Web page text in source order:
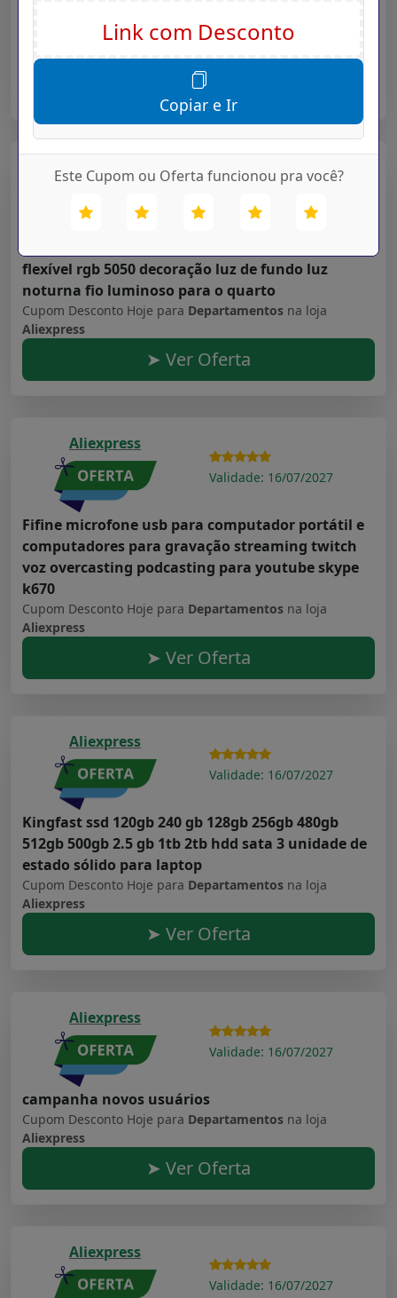
Cupom Desconto Hoje paraDepartamentosna loja
➤ Ver Oferta
Aliexpress
flexível rgb 5050 decoração luz de fundo luz
noturna fio luminoso para o quarto
Cupom Desconto Hoje para Departamentos na loja
Aliexpress
➤ Ver Oferta
Aliexpress
Validade: 16/07/2027
Fifine microfone usb para computador portátil e
computadores para gravação streaming twitch
voz overcasting podcasting para youtube skype
k670
Cupom Desconto Hoje para Departamentos na loja
Aliexpress
➤ Ver Oferta
Aliexpress
Validade: 16/07/2027
Kingfast ssd 120gb 240 gb 128gb 256gb 480gb
512gb 500gb 2.5 gb 1tb 2tb hdd sata 3 unidade de
estado sólido para laptop
Cupom Desconto Hoje para Departamentos na loja
Aliexpress
➤ Ver Oferta
Aliexpress
Validade: 16/07/2027
campanha novos usuários
Cupom Desconto Hoje para Departamentos na loja
Aliexpress
➤ Ver Oferta
Aliexpress
Validade: 16/07/2027
Copiar e Ir
Este Cupom ou Oferta funcionou pra você?